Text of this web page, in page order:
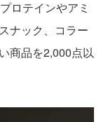
ロテインやアミ
ナック、コラー
商品を2,000点以